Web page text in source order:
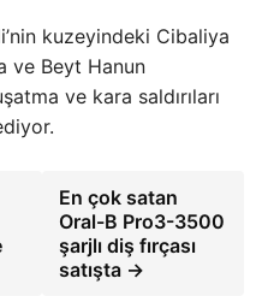
kuzeyindeki Cibaliya
ve Beyt Hanun
ve kara saldırıları
En çok satan
Oral-B Pro3-3500
şarjlı diş fırçası
satışta →